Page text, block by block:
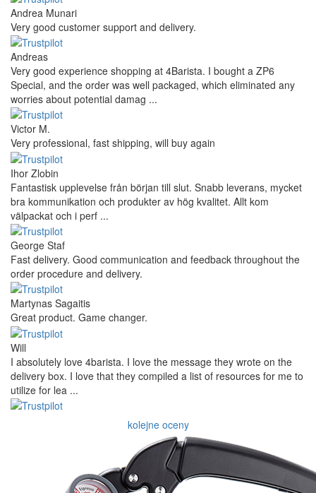
Andrea Munari
Very good customer support and delivery.
Andreas
Very good experience shopping at 4Barista. I bought a ZP6
Special, and the order was well packaged, which eliminated any
worries about potential damag ...
Victor M.
Very professional, fast shipping, will buy again
Ihor Zlobin
Fantastisk upplevelse från början till slut. Snabb leverans, mycket
bra kommunikation och produkter av hög kvalitet. Allt kom
välpackat och i perf ...
George Staf
Fast delivery. Good communication and feedback throughout the
order procedure and delivery.
Martynas Sagaitis
Great product. Game changer.
Will
I absolutely love 4barista. I love the message they wrote on the
delivery box. I love that they compiled a list of resources for me to
utilize for lea ...
kolejne oceny